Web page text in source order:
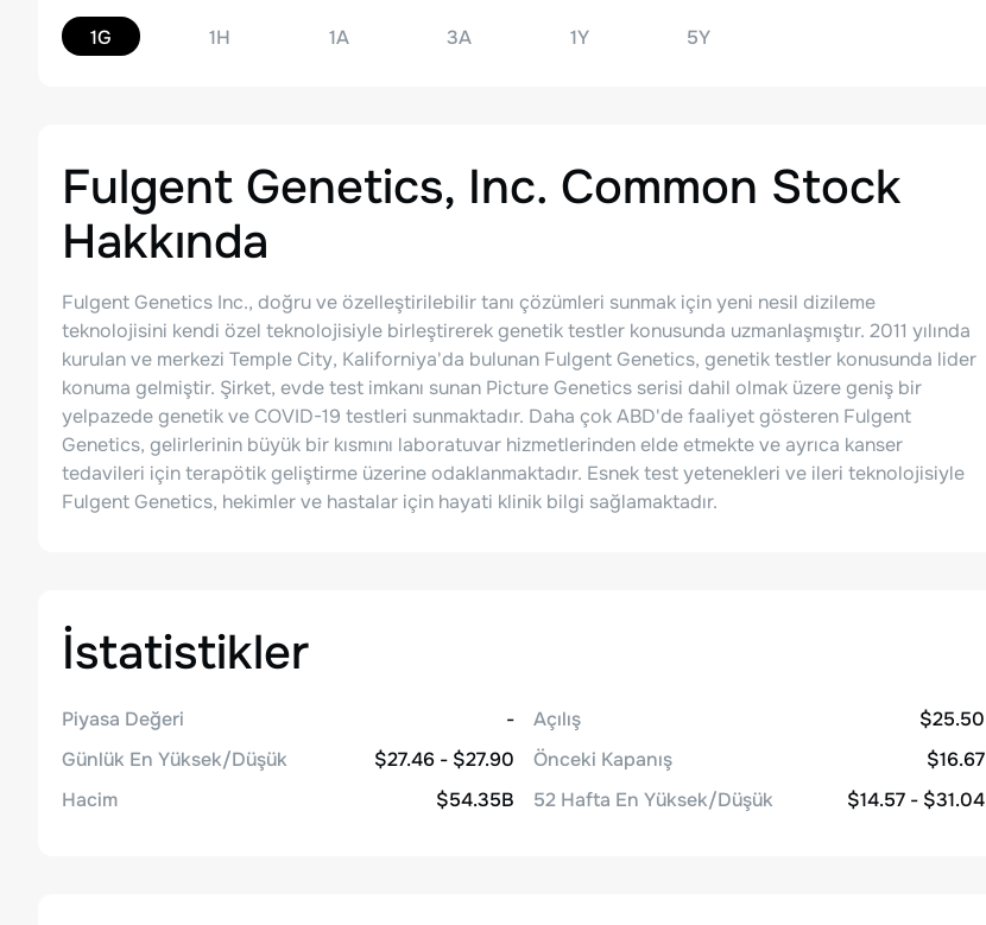
1G 1H 1A 3A 1Y 5Y
Fulgent Genetics, Inc. Common Stock
Hakkında
Fulgent Genetics Inc., doğru ve özelleştirilebilir tanı çözümleri sunmak için yeni nesil dizileme
teknolojisini kendi özel teknolojisiyle birleştirerek genetik testler konusunda uzmanlaşmıştır. 2011 yılında
kurulan ve merkezi Temple City, Kaliforniya'da bulunan Fulgent Genetics, genetik testler konusunda lider
konuma gelmiştir. Şirket, evde test imkanı sunan Picture Genetics serisi dahil olmak üzere geniş bir
yelpazede genetik ve COVID-19 testleri sunmaktadır. Daha çok ABD'de faaliyet gösteren Fulgent
Genetics, gelirlerinin büyük bir kısmını laboratuvar hizmetlerinden elde etmekte ve ayrıca kanser
tedavileri için terapötik geliştirme üzerine odaklanmaktadır. Esnek test yetenekleri ve ileri teknolojisiyle
Fulgent Genetics, hekimler ve hastalar için hayati klinik bilgi sağlamaktadır.
İstatistikler
Piyasa Değeri
-
Günlük En Yüksek/Düşük
$27.46 - $27.90
Hacim
$54.35B
Açılış
$25.50
Önceki Kapanış
$16.67
52 Hafta En Yüksek/Düşük
$14.57 - $31.04